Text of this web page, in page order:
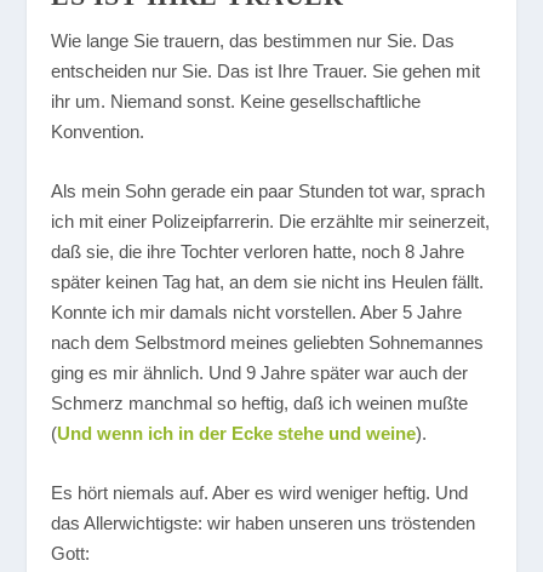
Wie lange Sie trauern, das bestimmen nur Sie. Das
entscheiden nur Sie. Das ist Ihre Trauer. Sie gehen mit
ihr um. Niemand sonst. Keine gesellschaftliche
Konvention.
Als mein Sohn gerade ein paar Stunden tot war, sprach
ich mit einer Polizeipfarrerin. Die erzählte mir seinerzeit,
daß sie, die ihre Tochter verloren hatte, noch 8 Jahre
später keinen Tag hat, an dem sie nicht ins Heulen fällt.
Konnte ich mir damals nicht vorstellen. Aber 5 Jahre
nach dem Selbstmord meines geliebten Sohnemannes
ging es mir ähnlich. Und 9 Jahre später war auch der
Schmerz manchmal so heftig, daß ich weinen mußte
(Und wenn ich in der Ecke stehe und weine).
Es hört niemals auf. Aber es wird weniger heftig. Und
das Allerwichtigste: wir haben unseren uns tröstenden
Gott: